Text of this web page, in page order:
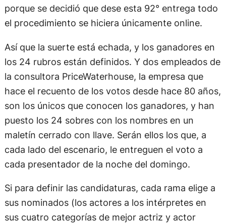
porque se decidió que dese esta 92° entrega todo
el procedimiento se hiciera únicamente online.
Así que la suerte está echada, y los ganadores en
los 24 rubros están definidos. Y dos empleados de
la consultora PriceWaterhouse, la empresa que
hace el recuento de los votos desde hace 80 años,
son los únicos que conocen los ganadores, y han
puesto los 24 sobres con los nombres en un
maletín cerrado con llave. Serán ellos los que, a
cada lado del escenario, le entreguen el voto a
cada presentador de la noche del domingo.
Si para definir las candidaturas, cada rama elige a
sus nominados (los actores a los intérpretes en
sus cuatro categorías de mejor actriz y actor